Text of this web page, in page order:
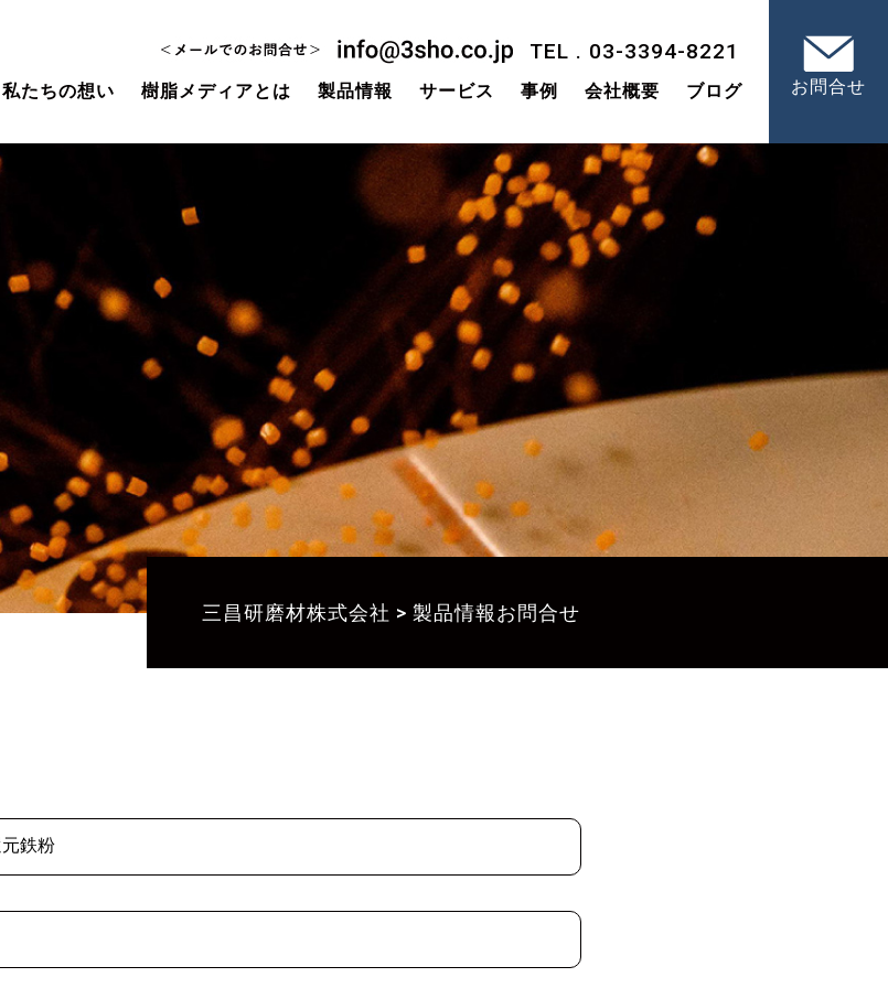
TEL . 03-3394-8221
私たちの想い 樹脂メディアとは 製品情報 サービス 事例 会社概要 ブログ お問合せ
三昌研磨材株式会社 > 製品情報お問合せ